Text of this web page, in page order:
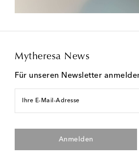
Mytheresa News
Für unseren Newsletter
Ihre E-Mail-Adresse
Anmelden